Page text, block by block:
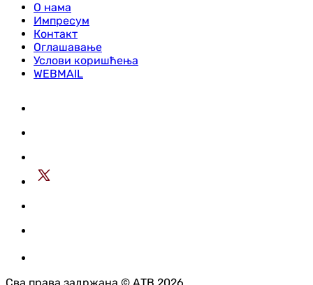
О нама
Импресум
Контакт
Оглашавање
Услови коришћења
WEBMAIL